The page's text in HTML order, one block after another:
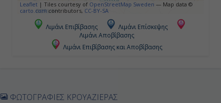
14:00
Ημέρα 6η
Leaflet | Tiles courtesy of OpenStreetMap Sweden — Map data ©
carto.com contributors, CC-BY-SA
Λιμάνι Επιβίβασης
Λιμάνι Επίσκεψης
Λιμάνι Αποβίβασης
Λιμάνι Επιβίβασης και Αποβίβασης
ΦΩΤΟΓΡΑΦΙΕΣ ΚΡΟΥΑΖΙΕΡΑΣ